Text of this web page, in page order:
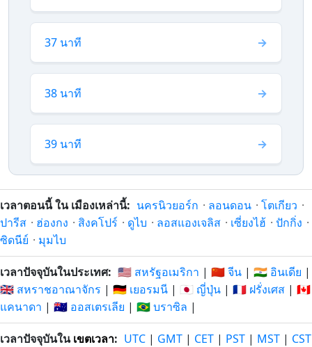
37 นาที
38 นาที
39 นาที
เวลาตอนนี้ ใน เมืองเหล่านี้: นครนิวยอร์ก · ลอนดอน · โตเกียว ·
ปารีส · ฮ่องกง · สิงคโปร์ · ดูไบ · ลอสแองเจลิส · เซี่ยงไฮ้ · ปักกิ่ง ·
ซิดนีย์ · มุมไบ
เวลาปัจจุบันในประเทศ: 🇺🇸 สหรัฐอเมริกา | 🇨🇳 จีน | 🇮🇳 อินเดีย |
🇬🇧 สหราชอาณาจักร | 🇩🇪 เยอรมนี | 🇯🇵 ญี่ปุ่น | 🇫🇷 ฝรั่งเศส | 🇨🇦
แคนาดา | 🇦🇺 ออสเตรเลีย | 🇧🇷 บราซิล |
เวลาปัจจุบันในเขตเวลา: UTC | GMT | CET | PST | MST | CST